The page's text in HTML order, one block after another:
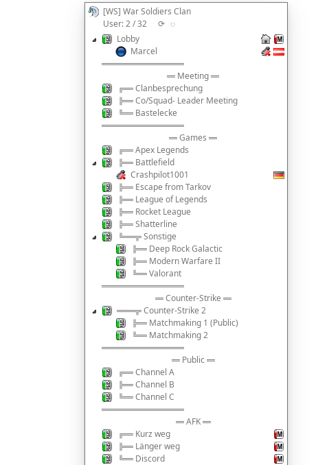
[WS] War Soldiers Clan
User: 2 / 32
⟳ ◌
Lobby
Marcel
══════════
═ Meeting ═
╔═ Clanbesprechung
╠═ Co/Squad- Leader Meeting
╚═ Bastelecke
══════════
═ Games ═
╔═ Apex Legends
╠═ Battlefield
Crashpilot1001
╠═ Escape from Tarkov
╠═ League of Legends
╠═ Rocket League
╠═ Shatterline
╚═╦ Sonstige
╠═ Deep Rock Galactic
╠═ Modern Warfare II
╚═ Valorant
══════════
═ Counter-Strike ═
══╦ Counter-Strike 2
╠═ Matchmaking 1 (Public)
╚═ Matchmaking 2
══════════
═ Public ═
╔═ Channel A
╠═ Channel B
╚═ Channel C
══════════
═ AFK ═
╔═ Kurz weg
╠═ Länger weg
╚═ Discord